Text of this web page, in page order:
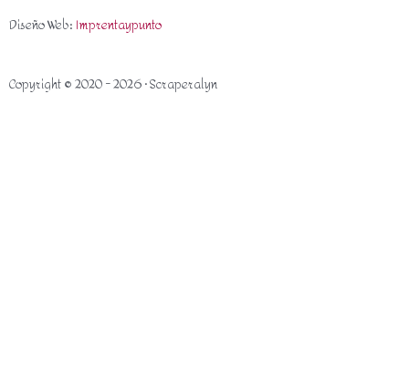
Diseño Web:Imprentaypunto
Copyright © 2020 - 2026 · Scraperalyn